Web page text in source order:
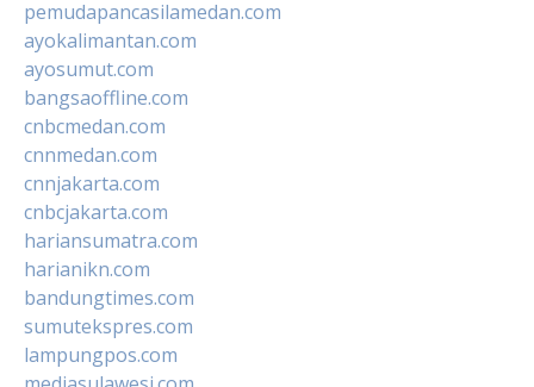
pemudapancasilamedan.com
ayokalimantan.com
ayosumut.com
bangsaoffline.com
cnbcmedan.com
cnnmedan.com
cnnjakarta.com
cnbcjakarta.com
hariansumatra.com
harianikn.com
bandungtimes.com
sumutekspres.com
lampungpos.com